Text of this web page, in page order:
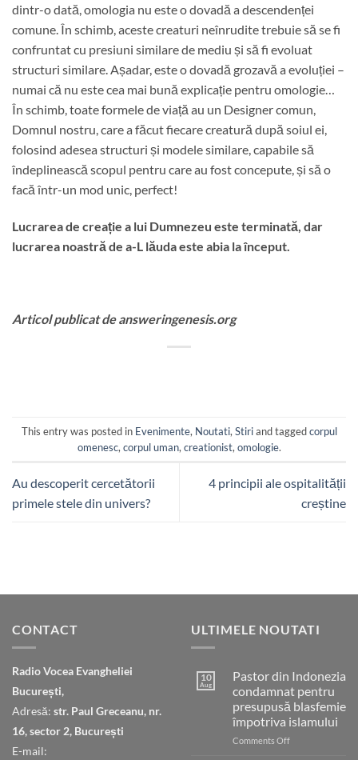
dintr-o dată, omologia nu este o dovadă a descendenței
comune. În schimb, aceste creaturi neînrudite trebuie să se fi
confruntat cu presiuni similare de mediu și să fi evoluat
structuri similare. Așadar, este o dovadă grozavă a evoluției –
numai că nu este cea mai bună explicație pentru omologie…
În schimb, toate formele de viață au un Designer comun,
Domnul nostru, care a făcut fiecare creatură după soiul ei,
folosind adesea structuri și modele similare, capabile să
îndeplinească scopul pentru care au fost concepute, și să o
facă într-un mod unic, perfect!
Lucrarea de creație a lui Dumnezeu este terminată, dar
lucrarea noastră de a-L lăuda este abia la început.
Articol publicat de answeringenesis.org
This entry was posted in Evenimente, Noutati, Stiriand taggedcorpul
omenesc, corpul uman, creationist, omologie.
Au descoperit cercetătorii
primele stele din univers?
4 principii ale ospitalității
creștine
CONTACT
Radio Vocea Evangheliei
București,
Adresă: str. Paul Greceanu, nr.
16, sector 2, București
E-mail:
ULTIMELE NOUTATI
10
Aug
Pastor din Indonezia
condamnat pentru
presupusă blasfemie
împotriva islamului
Comments Offon